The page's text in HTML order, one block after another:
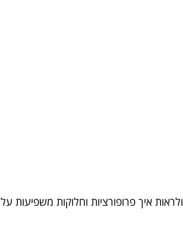
ולראות איך פרופורציות וחלוקות משפיעות על